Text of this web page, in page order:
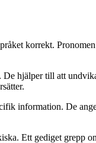
korrekt.
hjälper till att
information. De
Ett gediget grepp